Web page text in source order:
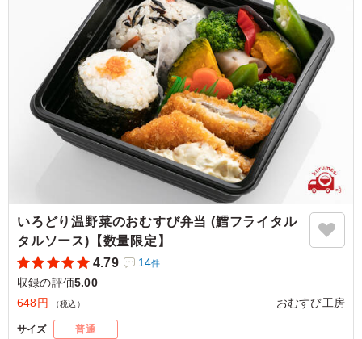
で、これでダメなら今後中華はやめようと思っていました
が、こちらのお弁当は「山椒が高級感を出したエビチリが
おいしくて全体的に味がとても良かった」「いろいろな味
が楽しめた」「これが出てきたら当たりだと思う」との声
が多数でした。私は食してませんがご飯も２色で見た目も
よかったです。しいていうと、お店ならいいと思います
が、切り刻んだチャーシューなど細かいおかずがいくつか
あって「１つくらいならいいけど、数が多いのではしで何
度も取りづらい」とのことでした。中華のお弁当の時はま
た注文させていただきます。
収録
いろどり温野菜のおむすび弁当 (鱈フライタル
タルソース)【数量限定】
4.79
14件
収録の評価5.00
648円
（税込） おむすび工房
サイズ 普通